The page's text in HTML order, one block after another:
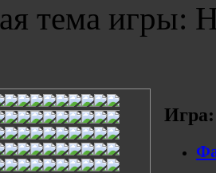
тема игры:
Игра: